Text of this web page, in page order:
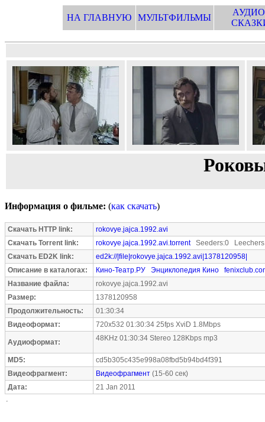
НА ГЛАВНУЮ МУЛЬТФИЛЬМЫ
Информация о фильме: (как скачать)
Скачать HTTP link:
rokovye.jajca.1992.avi
Скачать Torrent link:
rokovye.jajca.1992.avi.torrentSeeders:0
Скачать ED2K link:
ed2k://|file|rokovye.jajca.1992.avi|1378120958|
Описание в каталогах:
Кино-Театр.РУ Энциклопедия Кино
Название файла:
rokovye.jajca.1992.avi
Размер:
1378120958
Продолжительность:
01:30:34
Видеоформат:
720x532 01:30:34 25fps XviD 1.8Mbps
Аудиоформат: 48KHz 01:30:34 Stereo 128Kbps mp3
MD5:
cd5b305c435e998a08fbd5b94bd4f391
Видеофрагмент:
Видеофрагмент (15-60 сек)
Дата:
21 Jan 2011